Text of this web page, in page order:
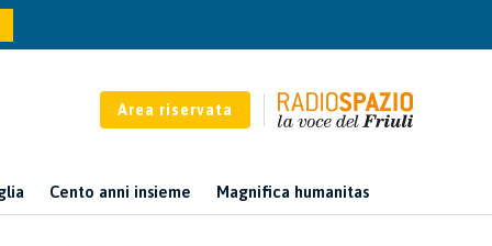
Area riservata
Cento anni insieme Magnifica humanitas